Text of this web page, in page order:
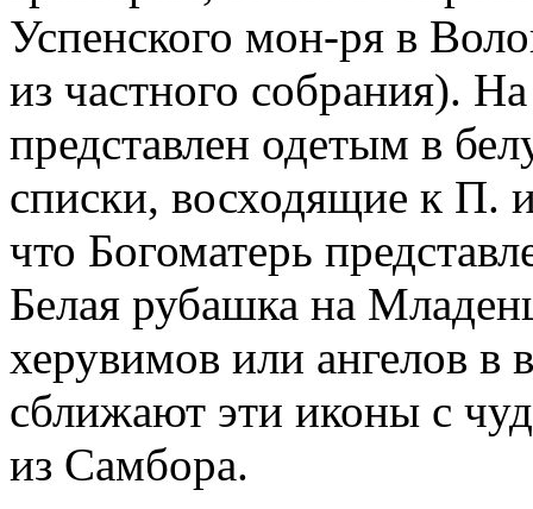
Успенского мон-ря в
из частного собрания).
представлен одетым в
списки, восходящие к П.
что Богоматерь
Белая рубашка на
херувимов или ангелов в
сближают эти иконы с
из Самбора.